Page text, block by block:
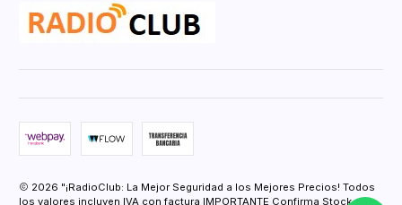
2026 "¡RadioClub: La Mejor Seguridad a los Mejores Precios! Todos
los valores incluyen IVA con factura IMPORTANTE Confirma Stock